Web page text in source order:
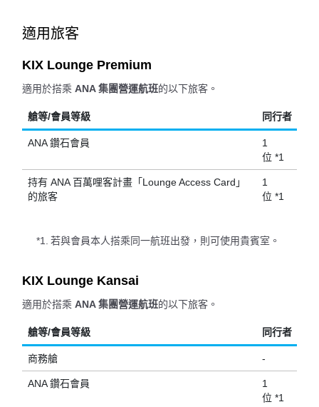
適用旅客
KIX Lounge Premium
適用於搭乘 ANA 集團營運航班的以下旅客。
艙等/會員等級 同行者
ANA 鑽石會員
1
位 *1
持有 ANA 百萬哩客計畫「Lounge Access Card」
的旅客
1
位 *1
*1. 若與會員本人搭乘同一航班出發，則可使用貴賓室。
KIX Lounge Kansai
適用於搭乘 ANA 集團營運航班的以下旅客。
艙等/會員等級 同行者
商務艙 -
ANA 鑽石會員
1
位 *1